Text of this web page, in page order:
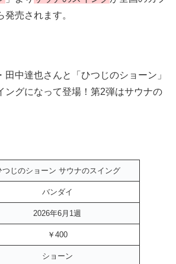
売されます。
田中達也さんと「ひつじのショーン」
ングになって登場！第2弾はサウナの
のショーン サウナのスイング
バンダイ
2026年6月1週
￥400
ショーン